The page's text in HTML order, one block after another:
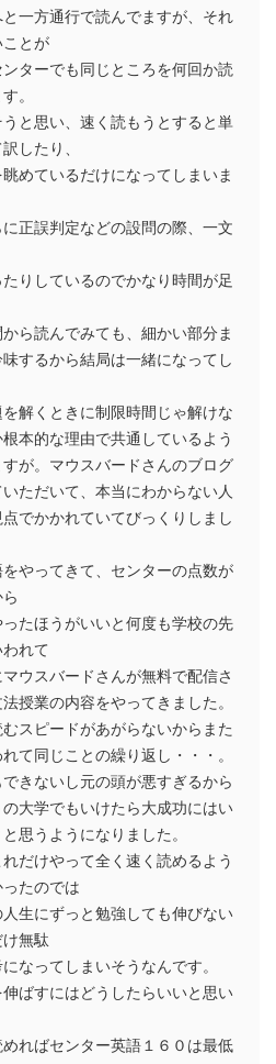
一方通行で読んでますが、それ
とが
ターでも同じところを何回か読
。
うと思い、速く読もうとすると単
したり、
めているだけになってしまいま
正誤判定などの設問の際、一文
りしているのでかなり時間が足
ら読んでみても、細かい部分ま
するから結局は一緒になってし
解くときに制限時間じゃ解けな
本的な理由で共通しているよう
が。マウスバードさんのブログ
ただいて、本当にわからない人
でかかれていてびっくりしまし
やってきて、センターの点数が
たほうがいいと何度も学校の先
れて
ウスバードさんが無料で配信さ
授業の内容をやってきました。
スピードがあがらないからまた
て同じことの繰り返し・・・。
きないし元の頭が悪すぎるから
大学でもいけたら大成功にはい
思うようになりました。
れだけやって全く速く読めるよう
たのでは
人生にずっと勉強しても伸びない
無駄
なってしまいそうなんです。
ばすにはどうしたらいいと思い
ればセンター英語１６０は最低